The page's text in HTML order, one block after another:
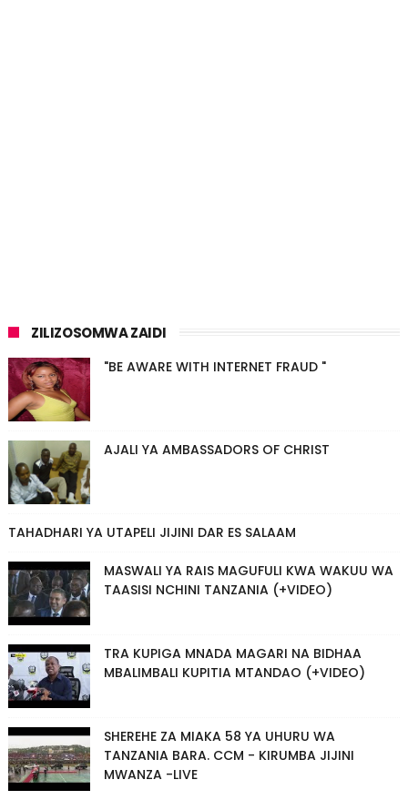
ZILIZOSOMWA ZAIDI
"BE AWARE WITH INTERNET FRAUD "
AJALI YA AMBASSADORS OF CHRIST
TAHADHARI YA UTAPELI JIJINI DAR ES SALAAM
MASWALI YA RAIS MAGUFULI KWA WAKUU WA
TAASISI NCHINI TANZANIA (+VIDEO)
TRA KUPIGA MNADA MAGARI NA BIDHAA
MBALIMBALI KUPITIA MTANDAO (+VIDEO)
SHEREHE ZA MIAKA 58 YA UHURU WA
TANZANIA BARA. CCM - KIRUMBA JIJINI
MWANZA -LIVE